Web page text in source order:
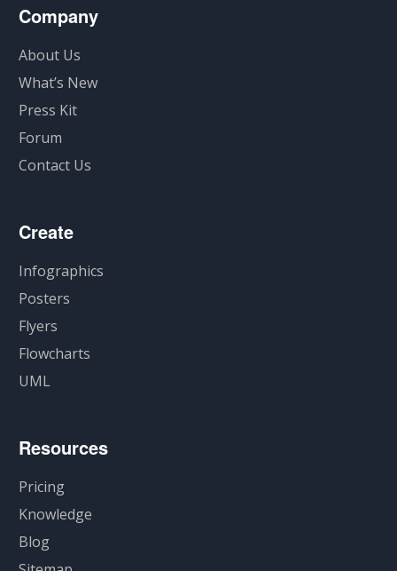
Company
About Us
What’s New
Press Kit
Forum
Contact Us
Create
Infographics
Posters
Flyers
Flowcharts
UML
Resources
Pricing
Knowledge
Blog